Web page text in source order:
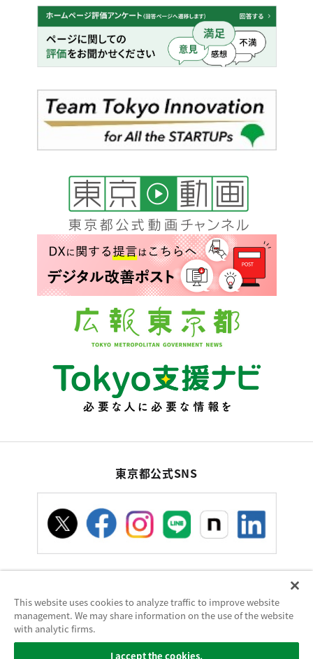
東京都公式SNS
お問い合わせサイトポリシー使い方ヘルプ
サイトマップ
東京都庁：〒163-8001 東京都新宿区西新宿2-8-1 電話：03-5321-1111（代
This website uses cookies to analyze traffic to improve website
management. We may share information on the use of the website
with analytic firms.
I accept the cookies.